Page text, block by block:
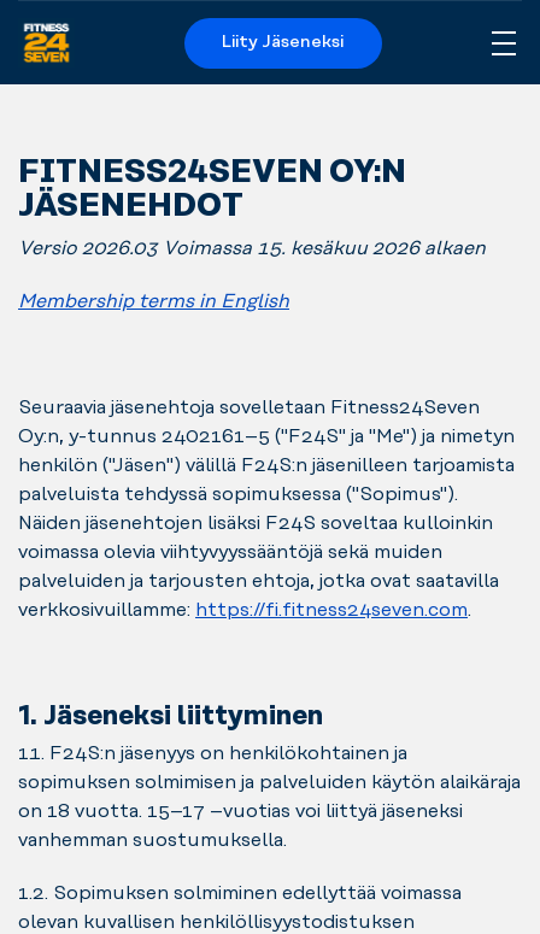
Logo
Liity Jäseneksi
FITNESS24SEVEN OY:N
JÄSENEHDOT
Versio 2026.03 Voimassa 15. kesäkuu 2026 alkaen
Membership terms in English
Seuraavia jäsenehtoja sovelletaan Fitness24Seven
Oy:n, y-tunnus 2402161–5 ("F24S" ja "Me") ja nimetyn
henkilön ("Jäsen") välillä F24S:n jäsenilleen tarjoamista
palveluista tehdyssä sopimuksessa ("Sopimus").
Näiden jäsenehtojen lisäksi F24S soveltaa kulloinkin
voimassa olevia viihtyvyyssääntöjä sekä muiden
palveluiden ja tarjousten ehtoja, jotka ovat saatavilla
verkkosivuillamme: https://fi.fitness24seven.com.
1. Jäseneksi liittyminen
1.1. F24S:n jäsenyys on henkilökohtainen ja
sopimuksen solmimisen ja palveluiden käytön alaikäraja
on 18 vuotta. 15–17 –vuotias voi liittyä jäseneksi
vanhemman suostumuksella.
1.2. Sopimuksen solmiminen edellyttää voimassa
olevan kuvallisen henkilöllisyystodistuksen